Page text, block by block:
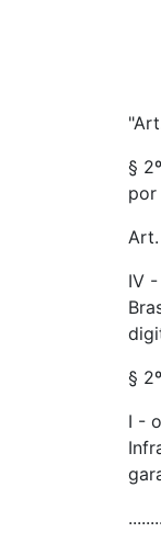
§
por
Art.
IV
§
I -